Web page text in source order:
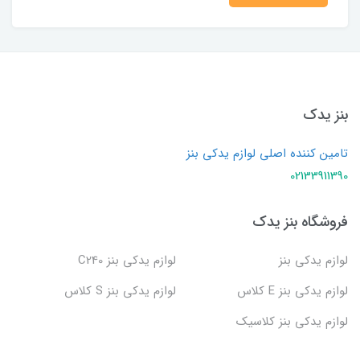
بنز یدک
تامین کننده اصلی لوازم یدکی بنز
02133911390
فروشگاه بنز یدک
لوازم یدکی بنز
لوازم یدکی بنز C240
لوازم یدکی بنز E کلاس
لوازم یدکی بنز S کلاس
لوازم یدکی بنز کلاسیک